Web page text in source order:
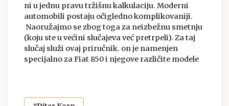
ni u jednu pravu tržišnu kalkulaciju. Moderni
automobili postaju očigledno komplikovaniji.
Naoružajmo se zbog toga za neizbežnu smetnju
(koju ste u većini slučajeva već pretrpeli). Za taj
slučaj služi ovaj priručnik. on je namenjen
specijalno za Fiat 850 i njegove različite modele